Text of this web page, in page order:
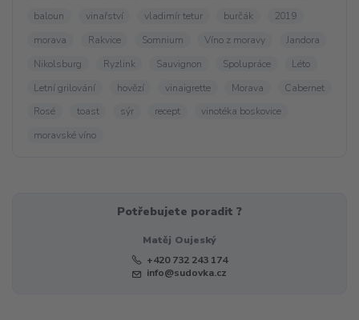
baloun
vinařství vladimír tetur burčák
2019
morava
Rakvice Somnium Víno z moravy
Jandora
Nikolsburg
Ryzlink Sauvignon Spolupráce
Léto
Letní grilování
hovězí vinaigrette Morava
Cabernet
Rosé
toast sýr recept
vinotéka boskovice
moravské víno
Potřebujete poradit ?
Matěj Oujeský
+420 732 243 174
info@sudovka.cz